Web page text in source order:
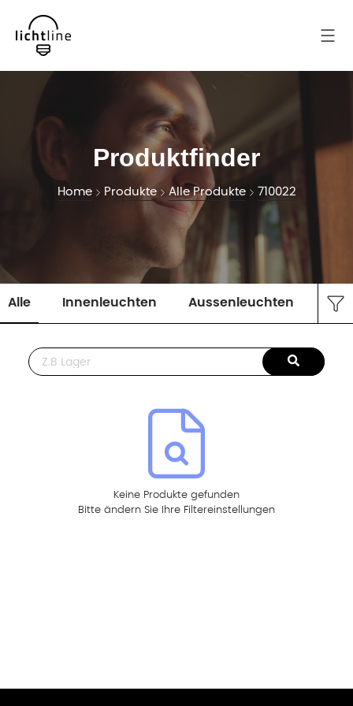
Produktfinder
Home Produkte Alle Produkte 710022
Alle Innenleuchten Aussenleuchten
This is a search field with an auto-suggest feature attached.
Keine Produkte gefunden
Bitte ändern Sie Ihre Filtereinstellungen